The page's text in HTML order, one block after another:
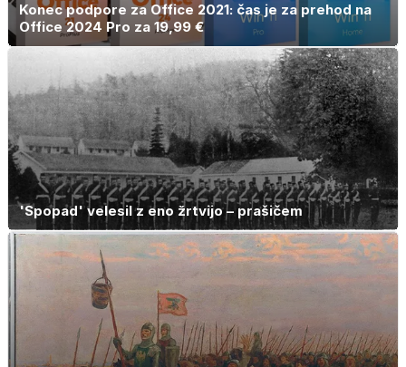
Konec podpore za Office 2021: čas je za prehod na
Office 2024 Pro za 19,99 €
'Spopad' velesil z eno žrtvijo – prašičem